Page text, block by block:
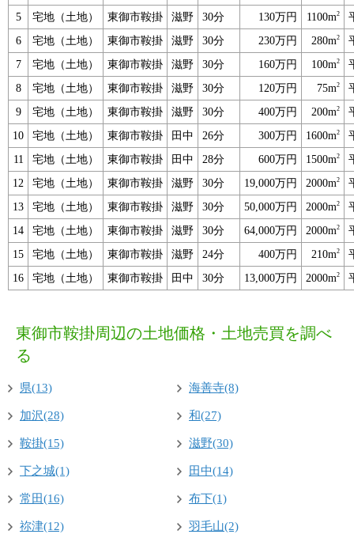
5
宅地（土地） 東御市鞍掛 滋野 30分 130万円 1100m2
6
宅地（土地） 東御市鞍掛 滋野 30分 230万円 280m2
7
宅地（土地） 東御市鞍掛 滋野 30分 160万円 100m2
8
宅地（土地） 東御市鞍掛 滋野 30分 120万円 75m2
9
宅地（土地） 東御市鞍掛 滋野 30分 400万円 200m2
10
宅地（土地） 東御市鞍掛 田中 26分 300万円 1600m2
11
宅地（土地） 東御市鞍掛 田中 28分 600万円 1500m2
12
宅地（土地） 東御市鞍掛 滋野 30分 19,000万円 2000m2
13
宅地（土地） 東御市鞍掛 滋野 30分 50,000万円 2000m2
14
宅地（土地） 東御市鞍掛 滋野 30分 64,000万円 2000m2
15
宅地（土地） 東御市鞍掛 滋野 24分 400万円 210m2
16
宅地（土地） 東御市鞍掛 田中 30分 13,000万円 2000m2
東御市鞍掛周辺の土地価格・土地売買を調べ
る
県(13) 海善寺(8)
加沢(28) 和(27)
鞍掛(15) 滋野(30)
下之城(1) 田中(14)
常田(16) 布下(1)
祢津(12) 羽毛山(2)